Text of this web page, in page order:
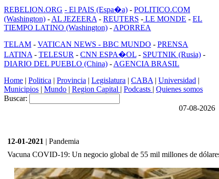
REBELION.ORG - El PAIS (Espa�a) - POLITICO.COM
(Washington) - AL JEZEERA - REUTERS - LE MONDE - EL
TIEMPO LATINO (Washington) - APORREA
TELAM - VATICAN NEWS - BBC MUNDO - PRENSA
LATINA - TELESUR - CNN ESPA�OL - SPUTNIK (Rusia) -
DIARIO DEL PUEBLO (China) - AGENCIA BRASIL
Home | Politica | Provincia | Legislatura | CABA | Universidad |
Municipios | Mundo | Region Capital | Podcasts | Quienes somos
Buscar:
07-08-2026
12-01-2021 | Pandemia
Vacuna COVID-19: Un negocio global de 55 mil millones de